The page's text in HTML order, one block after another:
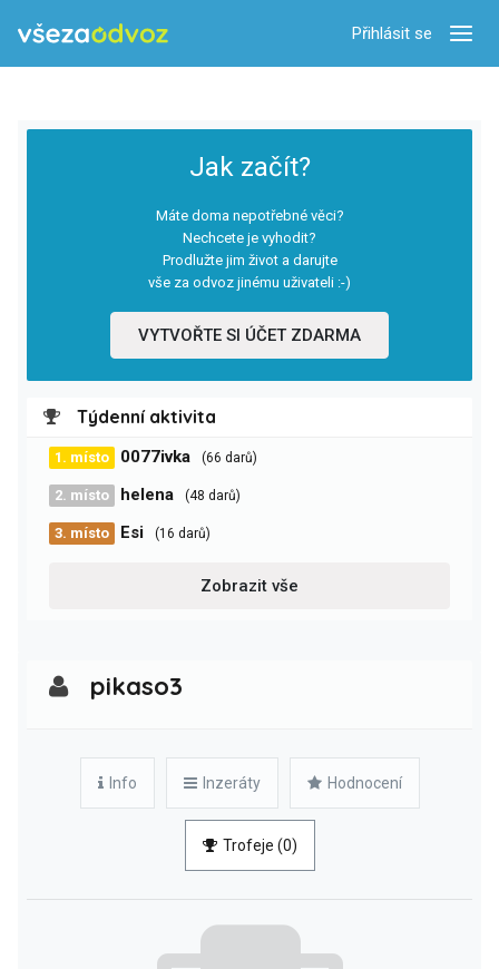
Přihlásit se
Jak začít?
Máte doma nepotřebné věci?
Nechcete je vyhodit?
Prodlužte jim život a darujte
vše za odvoz jinému uživateli :-)
VYTVOŘTE SI ÚČET ZDARMA
Týdenní aktivita
1. místo 0077ivka (66 darů)
2. místo helena (48 darů)
3. místo Esi (16 darů)
Zobrazit vše
pikaso3
Info Inzeráty Hodnocení
Trofeje (0)